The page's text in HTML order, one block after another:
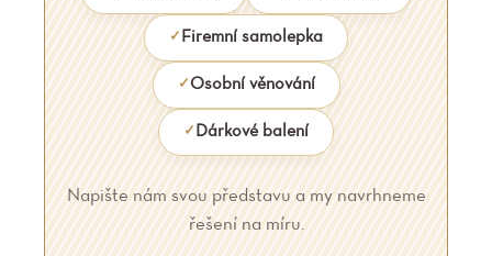
Firemní samolepka
Osobní věnování
Dárkové balení
Napište nám svou představu a my navrhneme
řešení na míru.